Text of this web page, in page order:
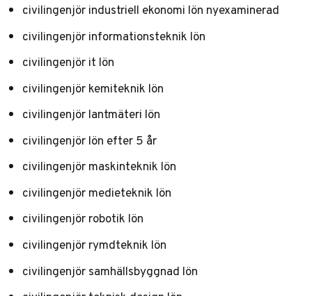
civilingenjör industriell ekonomi lön nyexaminerad
civilingenjör informationsteknik lön
civilingenjör it lön
civilingenjör kemiteknik lön
civilingenjör lantmäteri lön
civilingenjör lön efter 5 år
civilingenjör maskinteknik lön
civilingenjör medieteknik lön
civilingenjör robotik lön
civilingenjör rymdteknik lön
civilingenjör samhällsbyggnad lön